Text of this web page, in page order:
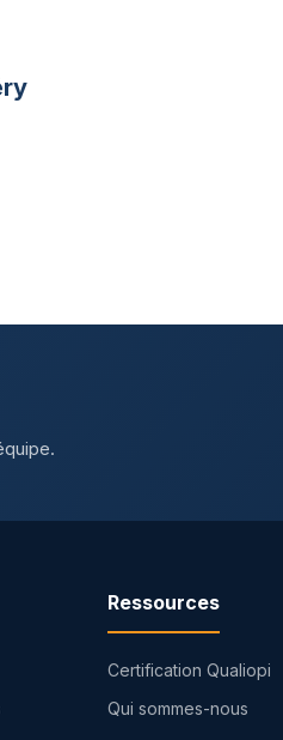
Ressources
Certification Qualiopi
Qui sommes-nous